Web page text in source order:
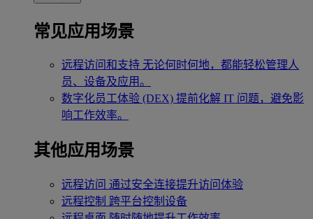
常见应用场景
远程访问和支持 无论何时何地，都能轻松管理人
员、设备及应用。
数字化员工体验 (DEX) 提前化解 IT 问题，避免影
响工作效率。
其他应用场景
远程访问 通过安全连接提升访问体验
远程控制 跨平台控制设备